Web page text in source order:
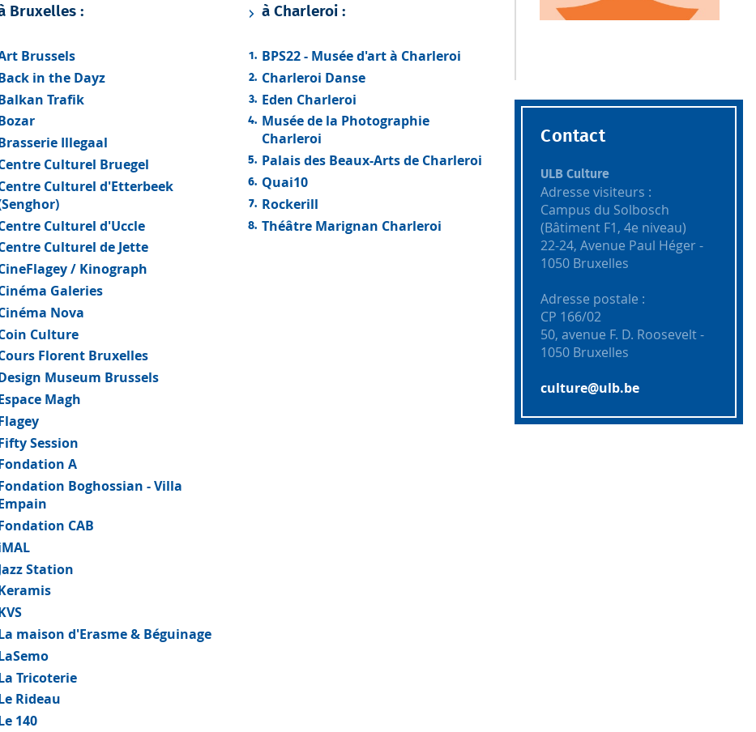
Bruxelles :
Brussels
in the Dayz
Trafik
Illegaal
Culturel Bruegel
Culturel d'Etterbeek
Culturel d'Uccle
Culturel de Jette
/ Kinograph
Galeries
Nova
Culture
Florent Bruxelles
Museum Brussels
Magh
Session
A
Boghossian - Villa
CAB
Station
maison d'Erasme & Béguinage
Tricoterie
Rideau
140
à Charleroi :
BPS22 - Musée d'art à Charleroi
Charleroi Danse
Eden Charleroi
Musée de la Photographie
Charleroi
Palais des Beaux-Arts de Charleroi
Quai10
Rockerill
Théâtre Marignan Charleroi
Contact
ULB Culture
Adresse visiteurs :
Campus du Solbosch
(Bâtiment F1, 4e niveau)
22-24, Avenue Paul Héger -
1050 Bruxelles
Adresse postale :
CP 166/02
50, avenue F. D. Roosevelt -
1050 Bruxelles
culture@ulb.be